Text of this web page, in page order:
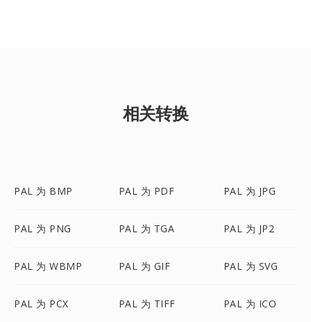
相关转换
PAL 为 BMP PAL 为 PDF PAL 为 JPG
PAL 为 PNG PAL 为 TGA PAL 为 JP2
PAL 为 WBMP PAL 为 GIF PAL 为 SVG
PAL 为 PCX PAL 为 TIFF PAL 为 ICO